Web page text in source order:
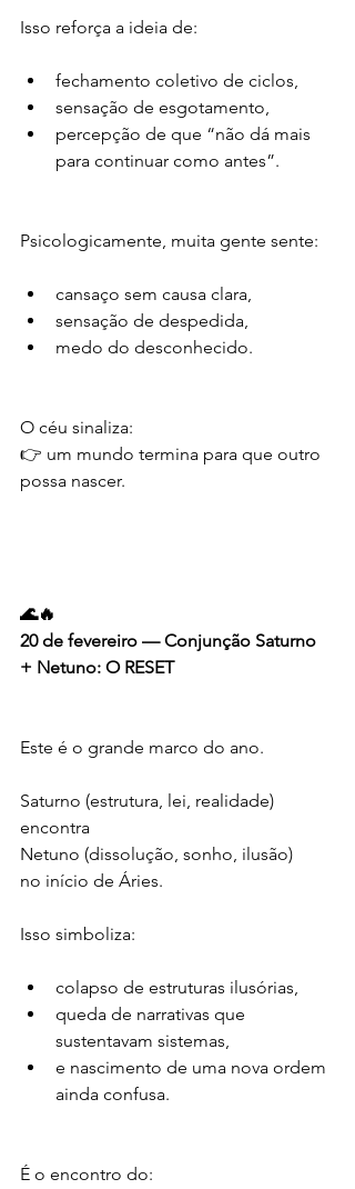
Isso reforça a ideia de:
fechamento coletivo de ciclos,
sensação de esgotamento,
percepção de que “não dá mais
para continuar como antes”.
Psicologicamente, muita gente sente:
cansaço sem causa clara,
sensação de despedida,
medo do desconhecido.
O céu sinaliza:
👉 um mundo termina para que outro
possa nascer.
🌊🔥
20 de fevereiro — Conjunção Saturno
+ Netuno: O RESET
Este é o grande marco do ano.
Saturno (estrutura, lei, realidade)
encontra
Netuno (dissolução, sonho, ilusão)
no início de Áries.
Isso simboliza:
colapso de estruturas ilusórias,
queda de narrativas que
sustentavam sistemas,
e nascimento de uma nova ordem
ainda confusa.
É o encontro do: